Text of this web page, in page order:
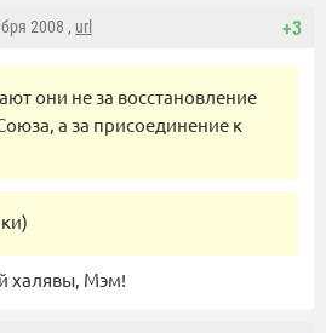
+3
2008 , url
они не за восстановление
а за присоединение к
халявы, Мэм!